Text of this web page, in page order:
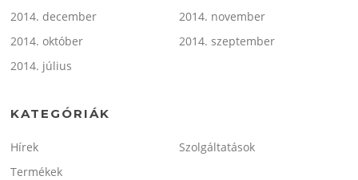
2014. december
2014. november
2014. október
2014. szeptember
2014. július
KATEGÓRIÁK
Hírek
Szolgáltatások
Termékek